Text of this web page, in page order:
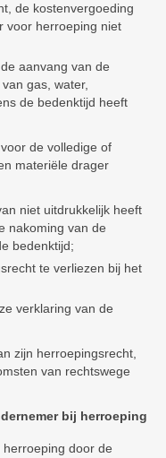
de kostenvergoeding
voor herroeping niet
aanvang van de
gas, water,
de bedenktijd heeft
de volledige of
materiële drager
niet uitdrukkelijk heeft
nakoming van de
bedenktijd;
te verliezen bij het
verklaring van de
zijn herroepingsrecht,
van rechtswege
bij herroeping
door de